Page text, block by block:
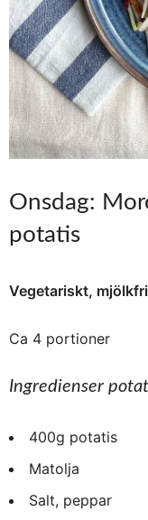
Onsdag:
potatis
Vegetariskt,
Ca 4 portioner
Ingredienser
400g potatis
Matolja
Salt, peppar